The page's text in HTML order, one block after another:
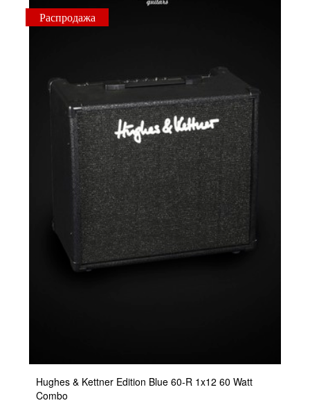
Распродажа
Hughes & Kettner Edition Blue 60-R 1x12 60 Watt
Combo